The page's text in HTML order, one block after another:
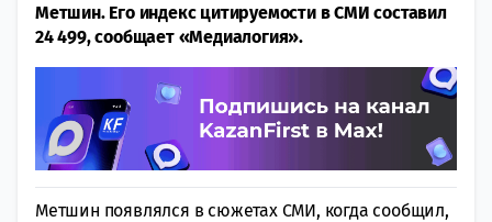
Метшин. Его индекс цитируемости в СМИ составил
24 499, сообщает «Медиалогия».
Метшин появлялся в сюжетах СМИ, когда сообщил,